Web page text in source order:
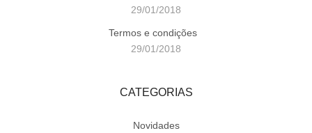
29/01/2018
Termos e condições
29/01/2018
CATEGORIAS
Novidades